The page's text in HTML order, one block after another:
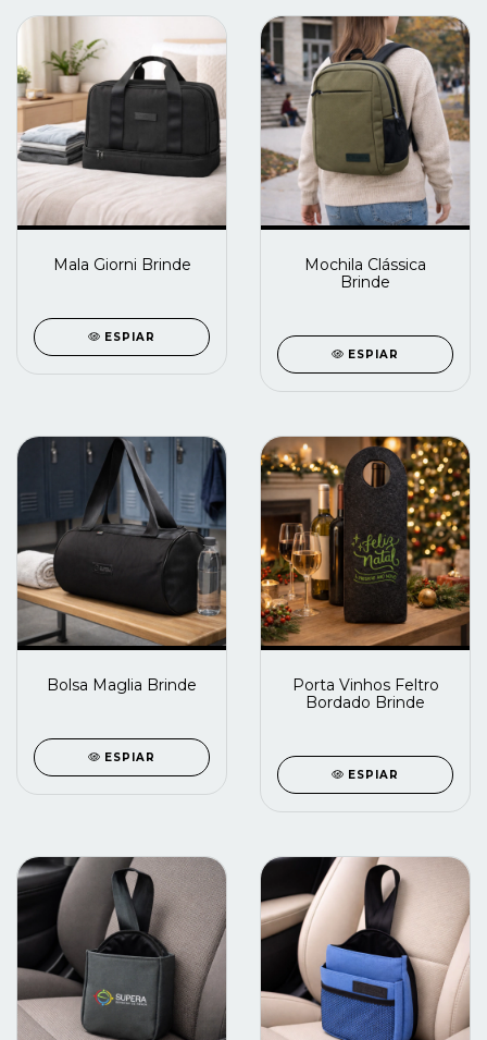
Mala Giorni Brinde
ESPIAR
Mochila Clássica
Brinde
ESPIAR
Bolsa Maglia Brinde
ESPIAR
Porta Vinhos Feltro
Bordado Brinde
ESPIAR